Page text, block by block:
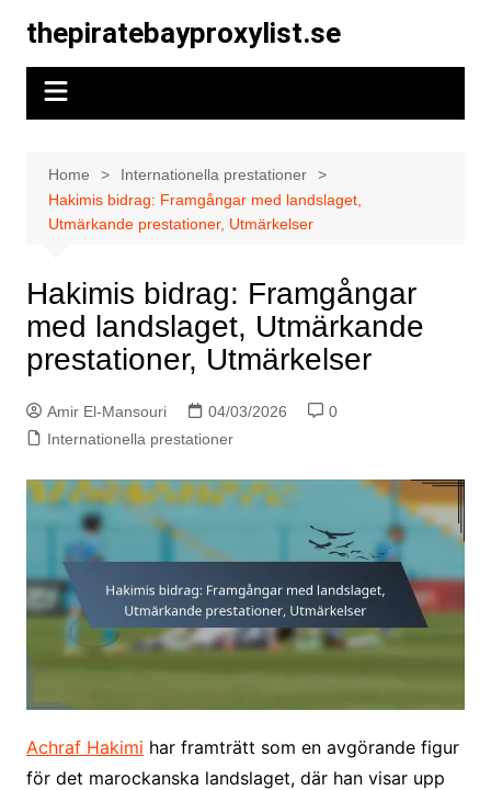
content
thepiratebayproxylist.se
Home
Internationella prestationer
Hakimis bidrag: Framgångar med landslaget,
Utmärkande prestationer, Utmärkelser
Hakimis bidrag: Framgångar
med landslaget, Utmärkande
prestationer, Utmärkelser
Amir El-Mansouri 04/03/2026
0
Internationella prestationer
Achraf Hakimi har framträtt som en avgörande figur
för det marockanska landslaget, där han visar upp